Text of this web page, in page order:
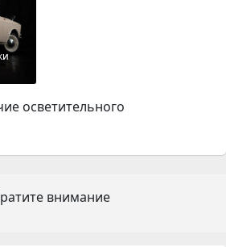
осветительного
внимание